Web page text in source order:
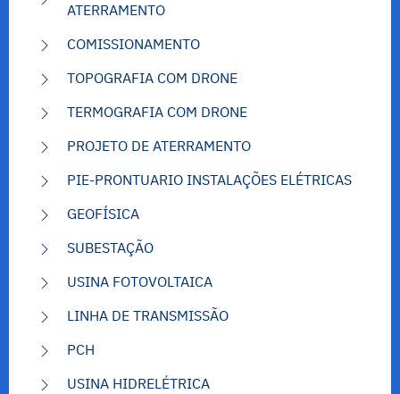
ATERRAMENTO
COMISSIONAMENTO
TOPOGRAFIA COM DRONE
TERMOGRAFIA COM DRONE
PROJETO DE ATERRAMENTO
PIE-PRONTUARIO INSTALAÇÕES ELÉTRICAS
GEOFÍSICA
SUBESTAÇÃO
USINA FOTOVOLTAICA
LINHA DE TRANSMISSÃO
PCH
USINA HIDRELÉTRICA